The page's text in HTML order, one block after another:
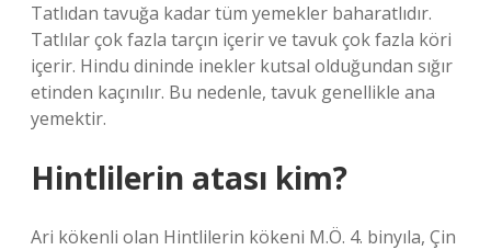
Tatlıdan tavuğa kadar tüm yemekler baharatlıdır.
Tatlılar çok fazla tarçın içerir ve tavuk çok fazla köri
içerir. Hindu dininde inekler kutsal olduğundan sığır
etinden kaçınılır. Bu nedenle, tavuk genellikle ana
yemektir.
Hintlilerin atası kim?
Ari kökenli olan Hintlilerin kökeni M.Ö. 4. binyıla, Çin